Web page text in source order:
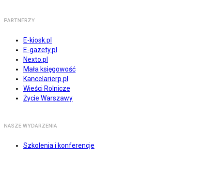
PARTNERZY
E-kiosk.pl
E-gazety.pl
Nexto.pl
Mała księgowość
Kancelarierp.pl
Wieści Rolnicze
Życie Warszawy
NASZE WYDARZENIA
Szkolenia i konferencje